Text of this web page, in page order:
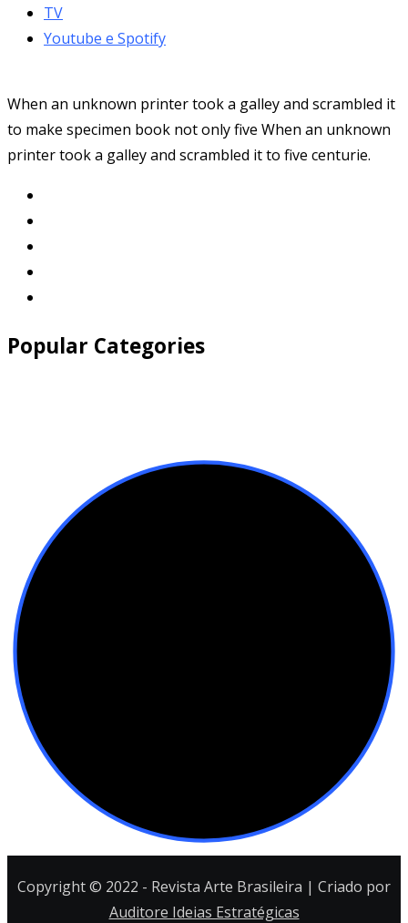
TV
Youtube e Spotify
When an unknown printer took a galley and scrambled it
to make specimen book not only five When an unknown
printer took a galley and scrambled it to five centurie.
Popular Categories
Copyright © 2022 - Revista Arte Brasileira | Criado por
Auditore Ideias Estratégicas